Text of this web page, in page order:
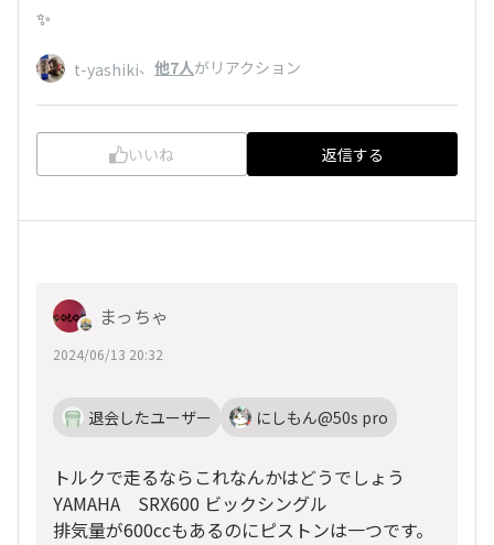
✨
t-yashiki、 他7人がリアクション
いいね 返信する
まっちゃ
2024/06/13 20:32
退会したユーザー にしもん@50s pro
トルクで走るならこれなんかはどうでしょう
YAMAHA SRX600 ビックシングル
排気量が600ccもあるのにピストンは一つです。